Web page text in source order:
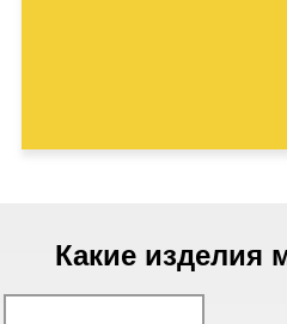
Какие изделия